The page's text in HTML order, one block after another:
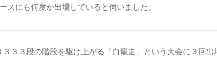
にも何度か出場していると伺いました。
３３段の階段を駆け上がる「白龍走」という大会に３回出